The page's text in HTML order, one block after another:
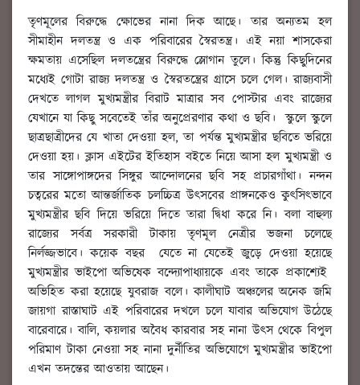
তৃণমূলের বিরুদ্ধে ক্ষোভের নানা দিক আছে। তার অন্যতম হল
সীমাহীন দলতন্ত্র ও এক পরিবারের স্বৈরতন্ত্র। এই নয়া শাসকেরা
ক্ষমতায় এসেছিল দলতন্ত্রের বিরুদ্ধে স্লোগান তুলে। কিন্তু কিছুদিনের
মধ্যেই গোটা রাজ্য দলতন্ত্র ও স্বৈরতন্ত্রের গ্রাসে চলে গেল। রাজ্যবাসী
দেখতে লাগল মুখ্যমন্ত্রীর বিরাট মাত্রার সব পোস্টার এবং রাজ্যের
যেখানে যা কিছু সবেতেই তাঁর অনুপ্রেরণার কথা ও ছবি। স্কুলে স্কুলে
ছাত্রছাত্রীদের যে খাতা দেওয়া হল, তা পর্যন্ত মুখ্যমন্ত্রীর ছবিতে ভরিয়ে
দেওয়া হয়। ক্লাস এইটের ইতিহাস বইতে নিয়ে আসা হল মুখ্যমন্ত্রী ও
তার সাঙ্গোপাঙ্গদের সিঙ্গুর আন্দোলনের ছবি সহ প্রচারগাঁথা। নন্দন
চত্বরের মতো আন্তর্জাতিক চলচ্চিত্র উৎসবের প্রাঙ্গনকেও কুৎসিৎভাবে
মুখ্যমন্ত্রীর ছবি দিয়ে ভরিয়ে দিতে তারা দ্বিধা করে নি। বলা বাহুল্য
রাজ্যের সর্বত্র সরকারী টাকায় তৃণমূল নেত্রীর ভজনা চলেছে
নির্লজ্জভাবে। কয়েক বছর যেতে না যেতেই জুড়ে দেওয়া হয়েছে
মুখ্যমন্ত্রীর ভাইপো অভিষেক বন্দ্যোপাধ্যায়কে এবং তাকে প্রকাশ্যেই
অভিহিত করা হয়েছে যুবরাজ বলে। কালীঘাট অঞ্চলের অনেক জমি
জায়গা রাস্তাঘাট এই পরিবারের দখলে চলে যাবার অভিযোগ উঠেছে
বারেবারে। বালি, কয়লার অবৈধ কারবার সহ নানা উৎস থেকে বিপুল
পরিমাণ টাকা নেওয়া সহ নানা দুর্নীতির অভিযোগে মুখ্যমন্ত্রীর ভাইপো
এখন তদন্তের আওতায় আছেন।